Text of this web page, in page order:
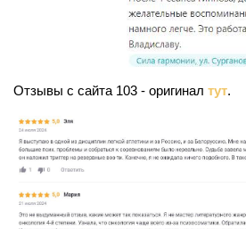
Отзывы с сайта 103 - оригинал тут.